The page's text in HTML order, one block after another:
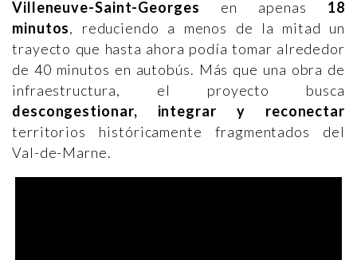
Villeneuve-Saint-Georges en apenas 18
minutos, reduciendo a menos de la mitad un
trayecto que hasta ahora podía tomar alrededor
de 40 minutos en autobús. Más que una obra de
infraestructura, el proyecto busca
descongestionar, integrar y reconectar
territorios históricamente fragmentados del
Val-de-Marne.